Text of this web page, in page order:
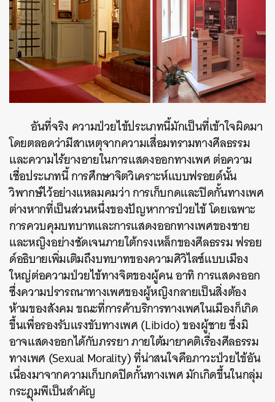
อันที่จริง ความป่วยไข้ประเภทนี้มักเป็นที่เข้าใจผิดมา
โดยตลอดว่ามีสาเหตุจากความเสื่อมทรามทางศีลธรรม
และความไร้ยางอายในการแสดงออกทางเพศ ต่อความ
เชื่อประเภทนี้ การศึกษาจิตวิเคราะห์แบบฟรอยด์นั้น
วิพากษ์ไว้อย่างแหลมคมว่า การเก็บกดและปิดกั้นทางเพศ
ต่างหากที่เป็นส่วนหนึ่งของปัญหาการป่วยไข้ โดยเฉพาะ
การควบคุมบทบาทและการแสดงออกทางเพศของชาย
และหญิงอย่างชัดเจนภายใต้กรงเหล็กของศีลธรรม ฟรอย
ด์อธิบายเพิ่มเติมถึงบทบาทของความศิวิไลซ์แบบเมือง
ใหญ่ต่อความป่วยไข้ทางจิตของผู้คน อาทิ การแสดงออก
ซึ่งความปรารถนาทางเพศของผู้หญิงกลายเป็นสิ่งต้อง
ห้ามของสังคม ขณะที่การค้าบริการทางเพศในเมืองก็เกิด
ขึ้นเพื่อรองรับแรงขับทางเพศ (Libido) ของผู้ชาย ซึ่งมิ
อาจแสดงออกได้กับภรรยา ภายใต้มายาคติเรื่องศีลธรรม
ทางเพศ (Sexual Morality) ที่น่าสนใจคือภาวะป่วยไข้อัน
เนื่องมาจากความเก็บกดปิดกั้นทางเพศ มักเกิดขึ้นในกลุ่ม
กระฎุมพีเป็นสำคัญ